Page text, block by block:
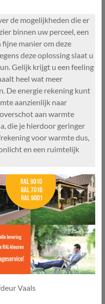
de mogelijkheden die er
binnen uw perceel, een
manier om deze
deze oplossing slaat u
Gelijk krijgt u een feeling
heel wat meer
De energie rekening kunt
aanzienlijk naar
aan warmte
die je hierdoor geringer
voor warmte dus,
en een ruimtelijk
Vaals